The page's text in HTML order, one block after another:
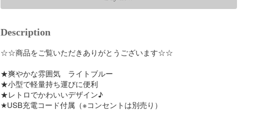
Description
☆☆商品をご覧いただきありがとうございます☆☆
★爽やかな雰囲気　ライトブルー
★小型で軽量持ち運びに便利
★レトロでかわいいデザイン♪
★USB充電コード付属（※コンセントは別売り）